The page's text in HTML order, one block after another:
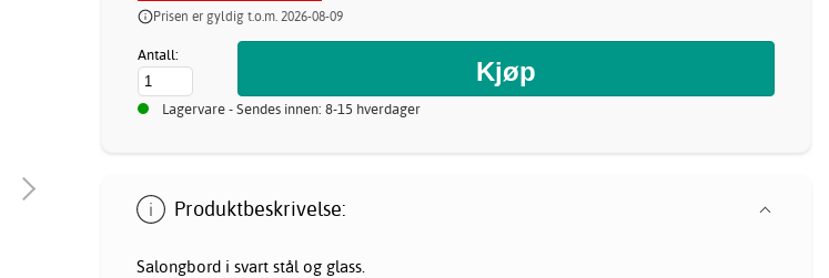
Prisen er gyldig t.o.m. 2026-08-09
Antall:
Lagervare - Sendes innen: 8-15 hverdager
Produktbeskrivelse:
Salongbord i svart stål og glass.